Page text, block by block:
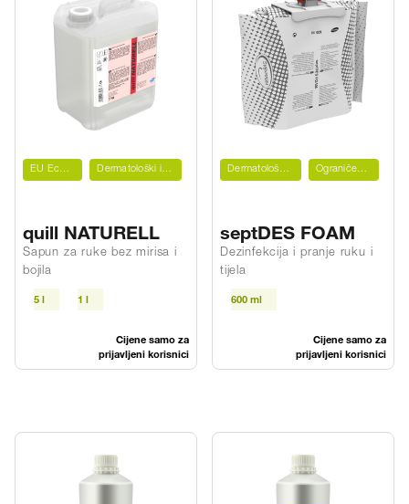
EU Ecolabel Dermatološki ispitano
quill NATURELL
Sapun za ruke bez mirisa i
bojila
5 l 1 l
Cijene samo za
prijavljeni korisnici
Dermatološki ispitano Ograničeni virucid
septDES FOAM
Dezinfekcija i pranje ruku i
tijela
600 ml
Cijene samo za
prijavljeni korisnici